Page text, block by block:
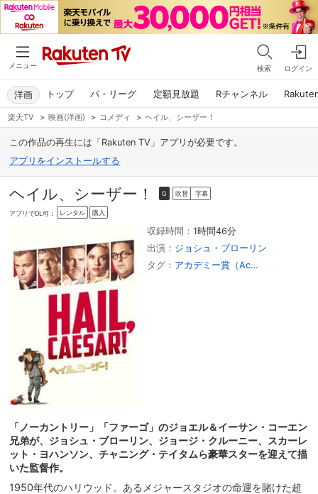
メニュー 検索 ログイン
トップ パ・リーグ 定額見放題 Rチャンネル
洋画
楽天TV > 映画(洋画) > コメディ > ヘイル、シーザー！
この作品の再生には「Rakuten TV」アプリが必要です。
アプリをインストールする
ヘイル、シーザー！ G 吹替 字幕
アプリでDL可： レンタル 購入
収録時間：1時間46分
出演： ジョシュ・ブローリン
タグ： アカデミー賞（Academy Awards
「ノーカントリー」「ファーゴ」のジョエル＆イーサン・コーエン
兄弟が、ジョシュ・ブローリン、ジョージ・クルーニー、スカーレ
ット・ヨハンソン、チャニング・テイタムら豪華スターを迎えて描
いた監督作。
1950年代のハリウッド。あるメジャースタジオの命運を賭けた超